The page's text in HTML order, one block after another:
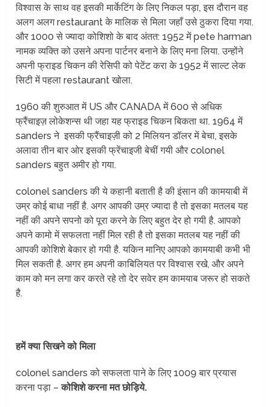
विश्वास के साथ वह इसकी मार्केटिंग के लिए निकल पड़ा, इस दौरान वह
अलग अलग restaurant के मालिक से मिला जहाँ उसे ठुकरा दिया गया.
और 1000 से ज्यादा कोशिशो के बाद अंतत: 1952 में pete harman
नामक व्यक्ति को उसने अपना पार्टनर बनाने के लिए मना लिया. उन्होंने
अपनी फ्राइड चिकन की रेसिपी को पेटेंट करा के 1952 में साल्ट लेक
सिटी में पहला restaurant खोला.
1960 की शुरुआत में US और CANADA में 600 से अधिक
फ्रैंचाइज़ लोकेशन्स थी जहा यह फ्राइड चिकन बिकता था. 1964 में
sanders ने इसकी फ्रैंचाइज़ी को 2 मिलियन डॉलर में बेचा, इसके
अलावा तीन बार ओर इसकी फ्रेंचाइजी बेचीं गयी और colonel
sanders बहुत अमीर हो गया.
colonel sanders की ये कहानी बताती है की इंसान की कामयाबी में
उम्र कोई बाधा नहीं है. अगर आपकी उम्र ज्यादा है तो इसका मतलब यह
नहीं की अपने सपनो को पूरा करने के लिए बहुत देर हो गयी है. आपको
अपने कामो में सफलता नहीं मिल रही है तो इसका मतलब यह नहीं की
आपकी कोशिशे बेकार हो गयी है. यकिन मानिए आपको कामयाबी कभी भी
मिल सकती है. अगर हम अपनी काबिलियत पर विश्वास रखे, और अपने
काम को मन लगा कर करते रहे तो देर सवेर हम कामयाब जरूर हो सकते
है.
हमें क्या सिखने को मिला
colonel sanders को सफलता पाने के लिए 1009 बार प्रयास
करना पड़ा –कोशिशे करना मत छोड़िये.